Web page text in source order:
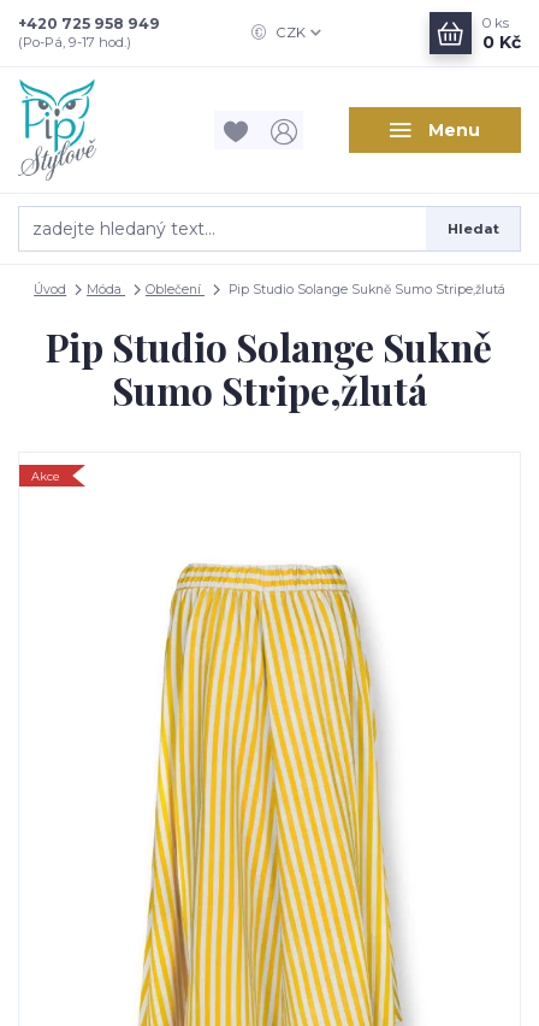
Menu
CZK
Hledat
+420 725 958 949
(Po-Pá, 9-17 hod.)
0 ks
0 Kč
Úvod Móda Oblečení Pip Studio Solange Sukně Sumo Stripe,žlutá
Pip Studio Solange Sukně
Sumo Stripe,žlutá
Akce